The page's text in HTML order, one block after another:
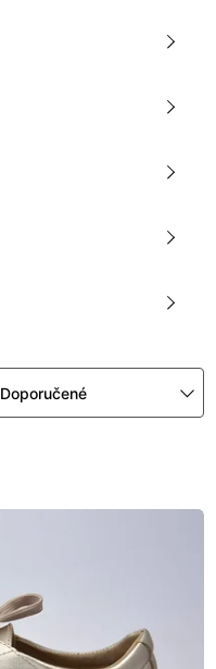
Doporučené